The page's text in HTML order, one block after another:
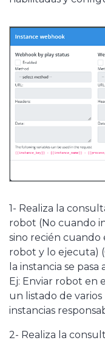
1- Realiza la
robot (No cuando
sino recién
robot y lo ejecuta)
la instancia se
Ej: Enviar robot en
un listado de varios
instancias
2- Realiza la